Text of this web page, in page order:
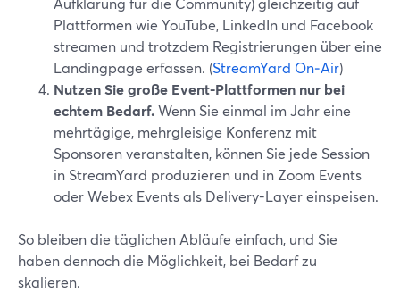
Plattformen wie YouTube, LinkedIn und Facebook
streamen und trotzdem Registrierungen über eine
Landingpage erfassen. (StreamYard On‑Air)
Nutzen Sie große Event-Plattformen nur bei
echtem Bedarf.Wenn Sie einmal im Jahr eine
mehrtägige, mehrgleisige Konferenz mit
Sponsoren veranstalten, können Sie jede Session
in StreamYard produzieren und in Zoom Events
oder Webex Events als Delivery-Layer einspeisen.
So bleiben die täglichen Abläufe einfach, und Sie
haben dennoch die Möglichkeit, bei Bedarf zu
skalieren.